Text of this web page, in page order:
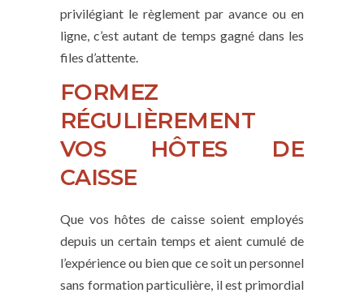
privilégiant le règlement par avance ou en
ligne, c’est autant de temps gagné dans les
files d’attente.
FORMEZ
RÉGULIÈREMENT
VOS HÔTES DE
CAISSE
Que vos hôtes de caisse soient employés
depuis un certain temps et aient cumulé de
l’expérience ou bien que ce soit un personnel
sans formation particulière, il est primordial